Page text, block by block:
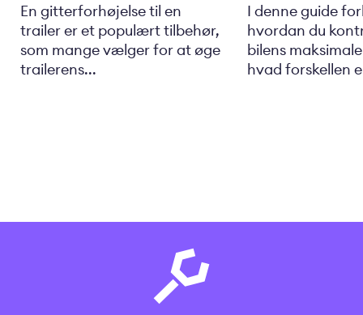
En gitterforhøjelse til en
trailer er et populært tilbehør,
som mange vælger for at øge
trailerens...
I denne guide
hvordan du
bilens
hvad forskellen